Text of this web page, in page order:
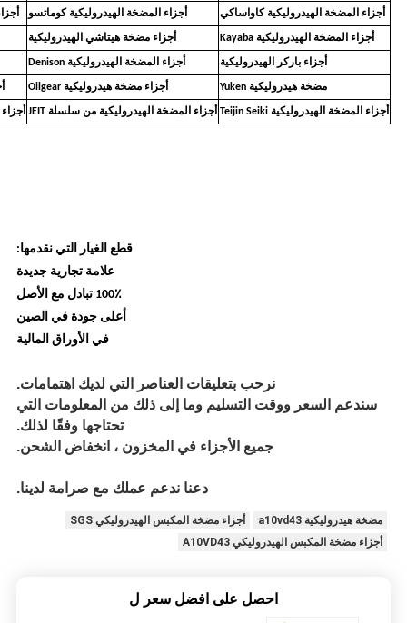
أجزاء المضخة الهيدروليكية كاواساكي أجزاء المضخة الهيدروليكية كوماتسو
أجزاء المضخة الهيدروليكية Kayaba أجزاء مضخة هيتاشي الهيدروليكية
أجزاء باركر الهيدروليكية أجزاء المضخة الهيدروليكية Denison
مضخة هيدروليكية Yuken أجزاء مضخة هيدروليكية Oilgear
أجزاء المضخة الهيدروليكية Teijin Seiki أجزاء المضخة الهيدروليكية من سلسلة JEIT
قطع الغيار التي نقدمها:
علامة تجارية جديدة
100٪ تبادل مع الأصل
أعلى جودة في الصين
في الأوراق المالية
نرحب بتعليقات العناصر التي لديك اهتمامات.
سندعم السعر ووقت التسليم وما إلى ذلك من المعلومات التي
تحتاجها وفقًا لذلك.
جميع الأجزاء في المخزون ، انخفاض الشحن.
دعنا ندعم عملك مع صرامة لدينا.
مضخة هيدروليكية a10vd43
أجزاء مضخة المكبس الهيدروليكي SGS
أجزاء مضخة المكبس الهيدروليكي A10VD43
احصل على افضل سعر ل